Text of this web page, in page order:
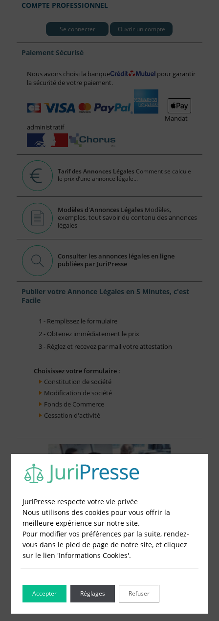
COMPTE PROFESSIONNEL
Se connecter Ouvrir un compte
Paiement Sécurisé
Nous avons choisi la banque
pour garantir
la sécurité de votre paiement.
Mandat
administratif
Tarif des Annonces Légales Comment se calcule
le prix d’une annonce légale...
Modèles d'Annonces Légales Modèles,
exemples, tout savoir du contenu des annonces
légales
Consulter les annonces légales en ligne
publiées par JuriPresse
Publier votre Annonce Légales en 5 Minutes, c'est
Facile
1 - Remplissez le formulaire
2 - Obtenez immédiatement le prix
3 - Réglez et recevez par mail votre attestation
Choisissez votre formulaire :
Constitution de société
Modification de société
Fonds de Commerce
Cessation d'activité
JuriPresse respecte votre vie privée
Nous utilisons des cookies pour vous offrir la
meilleure expérience sur notre site.
Pour modifier vos préférences par la suite, rendez-
vous dans le pied de page de notre site, et cliquez
sur le lien 'Informations Cookies'.
Accepter Refuser
Réglages